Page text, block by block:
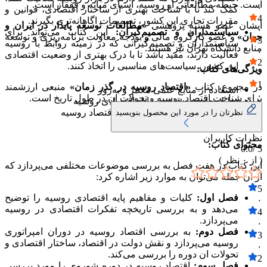
کمک کند تا با شناخت بهتری از ساختار اقتصادی، قوانین و
مقررات تجاری این کشور، تصمیمات اگاهانه‌تری بگیرند.
سیاستمداران و تصمیم‌گیران: این کتاب می‌تواند برای
سیاستمداران و تصمیم‌گیرانی که در زمینه روابط با روسیه
فعالیت دارند، مفید باشد تا با درک بهتری از وضعیت اقتصادی
این کشور، سیاست‌های مناسبی را اتخاذ کنند.
در مجموع، کتاب «اقتصاد روسیه در گذر زمان» منبعی ارزشمند
برای شناخت اقتصاد روسیه و تحولات ان در طول تاریخ است.
است. حیطه مطالعاتی او روسیه، اسیای میانه و قفقاز است.
ایشان عضو هسته پژوهشی«مطالعات توسعه پایدار در ایران و
جهان»و عضو کارگروه مالی و بودجه معاونت برنامه‌ریزی و توسعه
منابع دانشگاه تهران نیز هستند.
ویژگی‌های کتاب:
استفاده از منابع علمی معتبر و به‌روز
تحلیل جامع و دقیق مسایل اقتصادی روسیه
ارایه دیدگاه‌های مختلف در مورد اقتصاد روسیه
استفاده از زبان ساده و روان
محتوای کتاب:
این کتاب در هفت فصل به بررسی موضوعات مختلفی می‌پردازد که
از ان جمله می‌توان به موارد زیر اشاره کرد:
فصل اول: کلیات و مفاهیم پایه اقتصادی روسیه را توضیح
می‌دهد و به بررسی تاریخچه تفکرات اقتصادی در روسیه
می‌پردازد.
فصل دوم: به بررسی اقتصاد روسیه در دوران امپراتوری
روسیه می‌پردازد و نقش دولت در اقتصاد، ساختار اقتصادی و
تحولات ان دوره را بررسی می‌کند.
۰
4
۰
3
۰
2
۰
1
۰
نظرتان را در مورد این محصول بنویسید
نظرات کاربران
5 /
0.0
( از ۰ نظر )
5
۰
4
۰
3
۰
2